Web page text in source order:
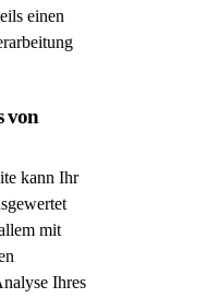
einen
von
kann Ihr
mit
Ihres